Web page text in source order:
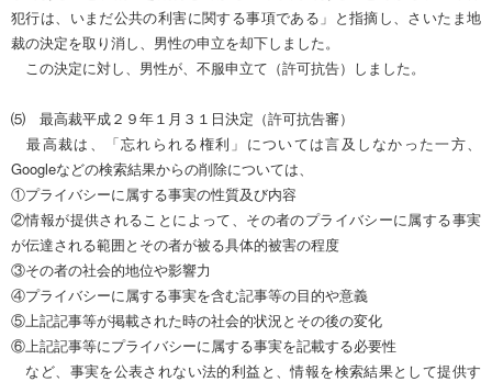
犯行は、いまだ公共の利害に関する事項である」と指摘し、さいたま地
裁の決定を取り消し、男性の申立を却下しました。
この決定に対し、男性が、不服申立て（許可抗告）しました。
⑸ 最高裁平成２９年１月３１日決定（許可抗告審）
最高裁は、「忘れられる権利」については言及しなかった一方、
Googleなどの検索結果からの削除については、
①プライバシーに属する事実の性質及び内容
②情報が提供されることによって、その者のプライバシーに属する事実
が伝達される範囲とその者が被る具体的被害の程度
③その者の社会的地位や影響力
④プライバシーに属する事実を含む記事等の目的や意義
⑤上記記事等が掲載された時の社会的状況とその後の変化
⑥上記記事等にプライバシーに属する事実を記載する必要性
など、事実を公表されない法的利益と、情報を検索結果として提供す